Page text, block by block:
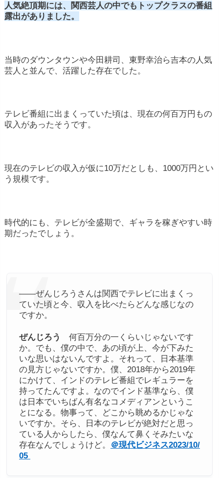
人気絶頂期には、関西芸人の中でもトップクラスの番組
露出がありました。
当時のダウンタウンや今田耕司、東野幸治ら吉本の人気
芸人と並んで、活躍した存在でした。
テレビ番組に出まくっていた頃は、現在の何百万円もの
収入があったそうです。
現在のテレビの収入が仮に10万だとしも、1000万円とい
う規模です。
時代的にも、テレビが全盛期で、ギャラを稼ぎやすい時
期だったでしょう。
――ぜんじろうさんは関西でテレビに出まくっ
ていた頃と今、収入を比べたらどんな感じなの
ですか。
ぜんじろう
何百万分の一くらいじゃないです
か。でも、僕の中で、あの頃が上、今が下みた
いな思いはないんですよ。それって、日本基準
の見方じゃないですか。僕、2018年から2019年
にかけて、インドのテレビ番組でレギュラーを
持ってたんですよ。なのでインド基準なら、僕
は日本でいちばん有名なコメディアンというこ
とになる。物事って、どこから眺めるかじゃな
いですか。そら、日本のテレビが絶対だと思っ
ている人からしたら、僕なんて鼻くそみたいな
存在なんでしょうけど。 ＠現代ビジネス2023/10/
05